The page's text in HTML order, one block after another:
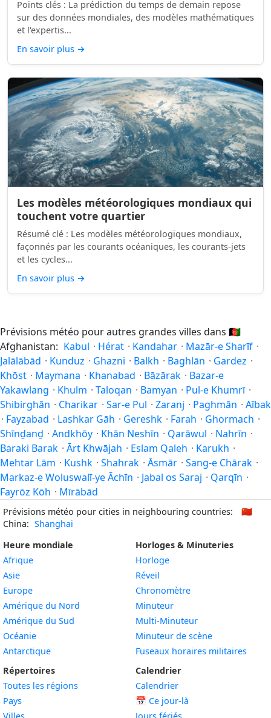
Points clés : La prédiction du temps de demain repose
sur des données mondiales, des modèles mathématiques
et l'expertis...
En savoir plus →
Les modèles météorologiques mondiaux qui
touchent votre quartier
Résumé clé : Les modèles météorologiques mondiaux,
façonnés par les courants océaniques, les courants-jets
et les cycles...
En savoir plus →
Prévisions météo pour autres grandes villes dans 🇦🇫
Afghanistan: Kabul · Hérat · Kandahar · Mazār-e Sharīf ·
Jalālābād · Kunduz · Ghazni · Balkh · Baghlān · Gardez ·
Khōst · Maymana · Khanabad · Bāzārak · Bazar-e
Yakawlang · Khulm · Taloqan · Bamyan · Pul-e Khumrī ·
Shibirghān · Charikar · Sar-e Pul · Zaranj · Paghmān · Aībak
· Fayzabad · Lashkar Gāh · Gereshk · Farah · Ghormach ·
Shīnḏanḏ · Andkhōy · Khān Neshīn · Qarāwul · Nahrīn ·
Baraki Barak · Ārt Khwājah · Eslam Qaleh · Karukh ·
Mehtar Lām · Kushk · Shahrak · Āsmār · Sang-e Chārak ·
Markaz-e Woluswalī-ye Āchīn · Jabal os Saraj · Qarqīn ·
Fayrōz Kōh · Mīrābād
Prévisions météo pour cities in neighbouring countries:
🇨🇳
China: Shanghai
Heure mondiale
Afrique
Asie
Europe
Amérique du Nord
Amérique du Sud
Océanie
Antarctique
Répertoires
Toutes les régions
Pays
Horloges & Minuteries
Horloge
Réveil
Chronomètre
Minuteur
Multi-Minuteur
Minuteur de scène
Fuseaux horaires militaires
Calendrier
Calendrier
📅 Ce jour-là